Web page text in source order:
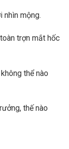
nhìn mộng.
trợn mắt hốc
thể nào
thế nào